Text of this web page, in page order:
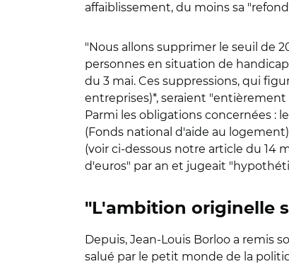
affaiblissement, du moins sa
"Nous allons supprimer le seuil de
personnes en situation de
du 3 mai. Ces suppressions, qui
entreprises)*, seraient "entièrement
Parmi les obligations concernées :
(Fonds national d'aide au
(voir ci-dessous notre article du 14
d'euros" par an et jugeait
"L'ambition originelle
Depuis, Jean-Louis Borloo a remis
salué par le petit monde de la